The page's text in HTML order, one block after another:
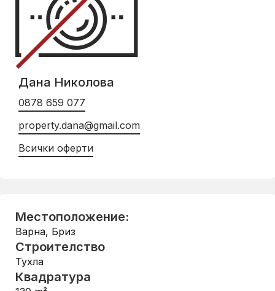
Дана Николова
0878 659 077
property.dana@gmail.com
Всички оферти
Местоположение:
Варна, Бриз
Строителство
Тухла
Квадратура